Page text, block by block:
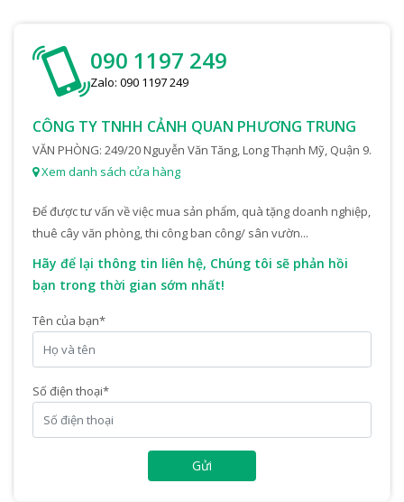
090 1197 249
Zalo: 090 1197 249
CÔNG TY TNHH CẢNH QUAN PHƯƠNG TRUNG
VĂN PHÒNG: 249/20 Nguyễn Văn Tăng, Long Thạnh Mỹ, Quận 9.
Xem danh sách cửa hàng
Để được tư vấn về việc mua sản phẩm, quà tặng doanh nghiệp,
thuê cây văn phòng, thi công ban công/ sân vườn...
Hãy để lại thông tin liên hệ, Chúng tôi sẽ phản hồi
bạn trong thời gian sớm nhất!
Tên của bạn*
Số điện thoại*
Gửi